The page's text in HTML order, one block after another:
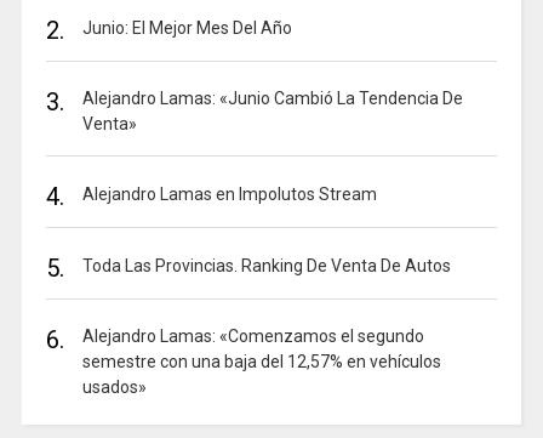
2. Junio: El Mejor Mes Del Año
3.
Alejandro Lamas: «Junio Cambió La Tendencia De
Venta»
4. Alejandro Lamas en Impolutos Stream
5. Toda Las Provincias. Ranking De Venta De Autos
6.
Alejandro Lamas: «Comenzamos el segundo
semestre con una baja del 12,57% en vehículos
usados»